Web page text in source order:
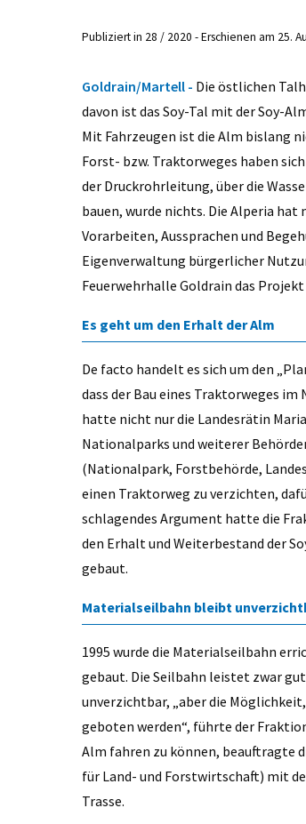
Publiziert in 28 / 2020 - Erschienen am 25.
Goldrain/Martell - Die östlichen
davon ist das Soy-Tal mit der Soy-
Mit Fahrzeugen ist die Alm bislang
Forst- bzw. Traktorweges haben
der Druckrohrleitung, über die
bauen, wurde nichts. Die Alperia
Vorarbeiten, Aussprachen und
Eigenverwaltung bürgerlicher
Feuerwehrhalle Goldrain das
Es geht um den Erhalt der Alm
De facto handelt es sich um den
dass der Bau eines Traktorweges
hatte nicht nur die Landesrätin
Nationalparks und weiterer
(Nationalpark, Forstbehörde,
einen Traktorweg zu verzichten,
schlagendes Argument hatte die
den Erhalt und Weiterbestand der
gebaut.
Materialseilbahn bleibt
1995 wurde die Materialseilbahn
gebaut. Die Seilbahn leistet zwar
unverzichtbar, „aber die
geboten werden“, führte der
Alm fahren zu können, beauftragte
für Land- und Forstwirtschaft) mit
Trasse.